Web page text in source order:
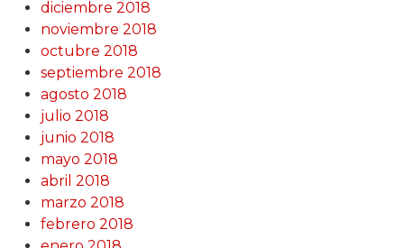
diciembre 2018
noviembre 2018
octubre 2018
septiembre 2018
agosto 2018
julio 2018
junio 2018
mayo 2018
abril 2018
marzo 2018
febrero 2018